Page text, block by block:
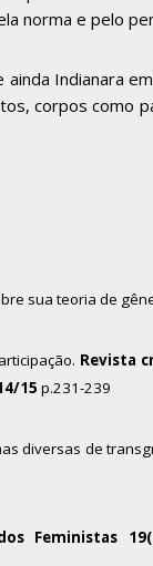
norma e pelo
Indianara
corpos
sua teoria de
Revista
15 p.231-239
diversas de
Feministas